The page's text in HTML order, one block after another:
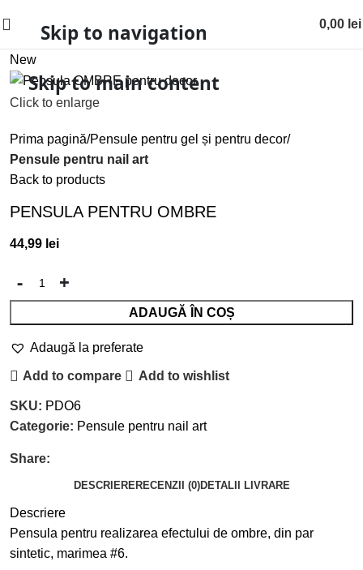
Skip to navigation
Skip to main content
0,00 lei
New
Click to enlarge
Prima pagină Pensule pentru gel și pentru decor
Pensule pentru nail art
Back to products
PENSULA PENTRU OMBRE
44,99 lei
ADAUGĂ ÎN COȘ
Adaugă la preferate
Add to compare Add to wishlist
SKU: PDO6
Categorie: Pensule pentru nail art
Share:
DESCRIERERECENZII (0)DETALII LIVRARE
Descriere
Pensula pentru realizarea efectului de ombre, din par
sintetic, marimea #6.